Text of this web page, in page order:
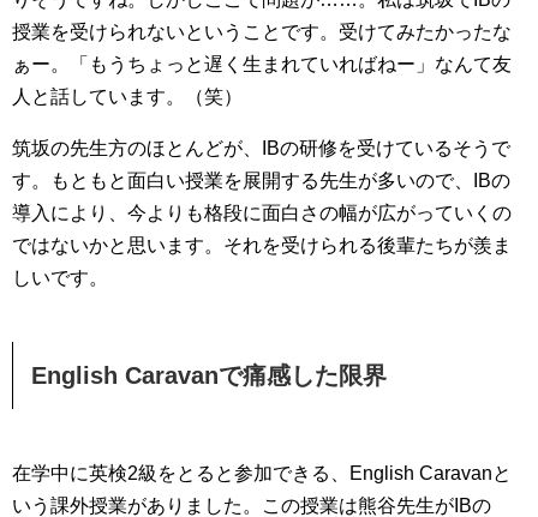
授業を受けられないということです。受けてみたかったな
ぁー。「もうちょっと遅く生まれていればねー」なんて友
人と話しています。（笑）
筑坂の先生方のほとんどが、IBの研修を受けているそうで
す。もともと面白い授業を展開する先生が多いので、IBの
導入により、今よりも格段に面白さの幅が広がっていくの
ではないかと思います。それを受けられる後輩たちが羨ま
しいです。
English Caravanで痛感した限界
在学中に英検2級をとると参加できる、English Caravanと
いう課外授業がありました。この授業は熊谷先生がIBの